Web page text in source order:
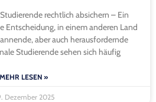
rechtlich absichern – Ein
Entscheidung, in einem anderen Land
aber auch herausfordernde
Studierende sehen sich häufig
MEHR LESEN »
Dezember 2025